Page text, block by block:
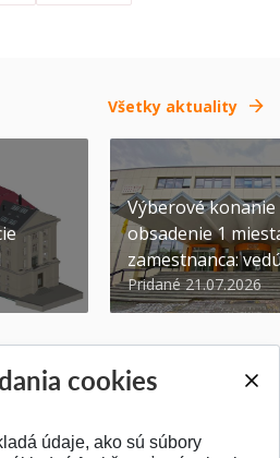
Všetky aktuality
Výberové konanie
obsadenie 1
zamestnanca:
Pridané 21.07.2026
NA VRCH
cookies
údaje, ako sú súbory